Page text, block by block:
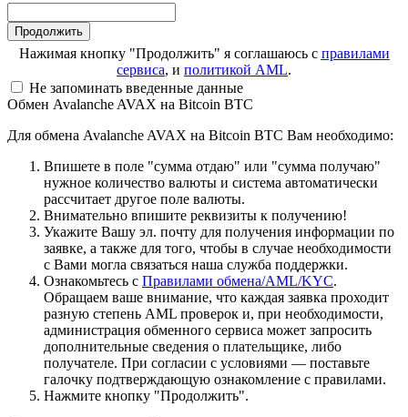
Нажимая кнопку "Продолжить" я соглашаюсь с правилами
сервиса, и политикой AML.
Не запоминать введенные данные
Обмен Avalanche AVAX на Bitcoin BTC
Для обмена Avalanche AVAX на Bitcoin BTC Вам необходимо:
Впишете в поле "сумма отдаю" или "сумма получаю"
нужное количество валюты и система автоматически
рассчитает другое поле валюты.
Внимательно впишите реквизиты к получению!
Укажите Вашу эл. почту для получения информации по
заявке, а также для того, чтобы в случае необходимости
с Вами могла связаться наша служба поддержки.
Ознакомьтесь с Правилами обмена/AML/KYC.
Обращаем ваше внимание, что каждая заявка проходит
разную степень AML проверок и, при необходимости,
администрация обменного сервиса может запросить
дополнительные сведения о плательщике, либо
получателе. При согласии с условиями — поставьте
галочку подтверждающую ознакомление с правилами.
Нажмите кнопку "Продолжить".